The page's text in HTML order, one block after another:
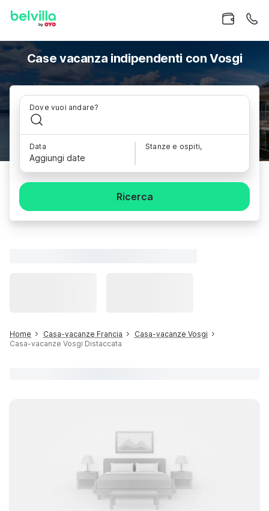
Case vacanza indipendenti con Vosgi
Dove vuoi andare?
Data
Aggiungi date
Stanze e ospiti,
Ricerca
Home Casa-vacanze Francia
Casa-vacanze Vosgi
Casa-vacanze Vosgi Distaccata